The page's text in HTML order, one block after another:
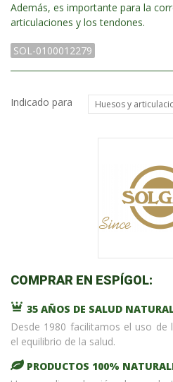
Además, es importante para la
articulaciones y los tendones.
SOL-0100012279
Indicado para Huesos y
COMPRAR EN ESPÍGOL:
35 AÑOS DE SALUD
Desde 1980 facilitamos el uso de
el equilibrio de la salud.
PRODUCTOS 100%